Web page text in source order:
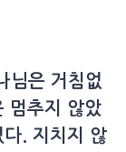
님은 거침없
멈추지 않았
. 지치지 않